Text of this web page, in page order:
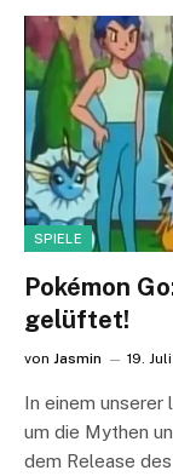
SPIELE
Pokémon
gelüftet!
von Jasmin 19.
In einem
um die Mythen
dem Release